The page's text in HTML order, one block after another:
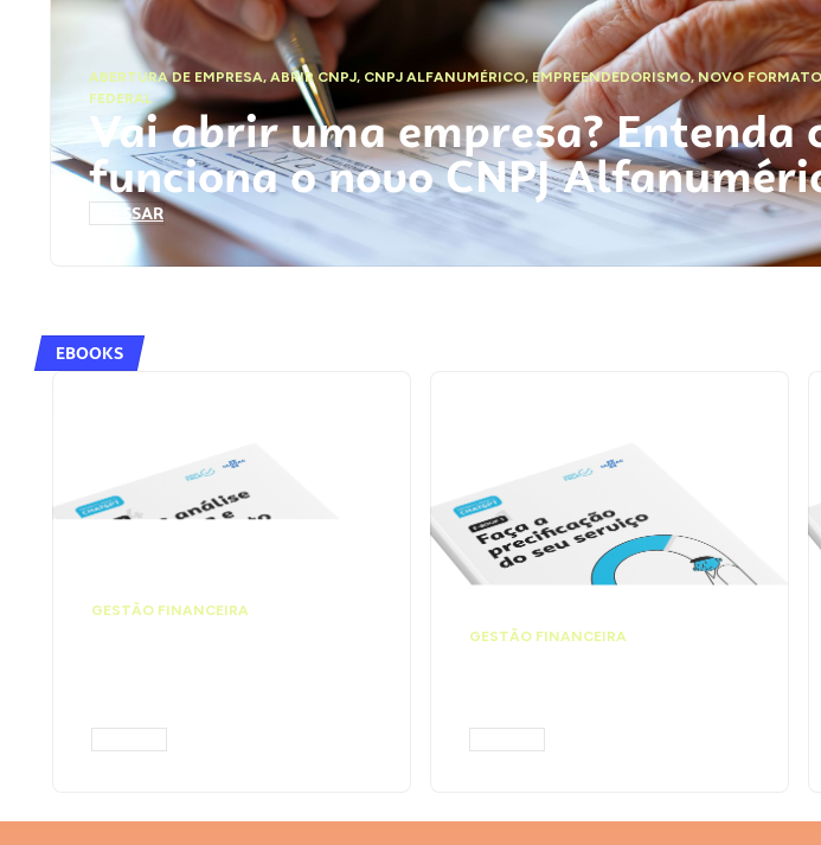
ABERTURA DE EMPRESA,ABRIR CNPJ, CNPJ ALFANUMÉRICO, EMPREENDEDORISMO,NOVO
FEDERAL
Vai abrir uma empresa? Entenda
funciona o novo CNPJ
ACESSAR
EBOOKS
GESTÃO FINANCEIRA
GESTÃO FINANCEIRA